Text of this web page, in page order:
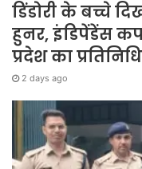
डिंडोरी के बच्चे
हुनर, इंडिपेंडेंस
प्रदेश का
2 days ago